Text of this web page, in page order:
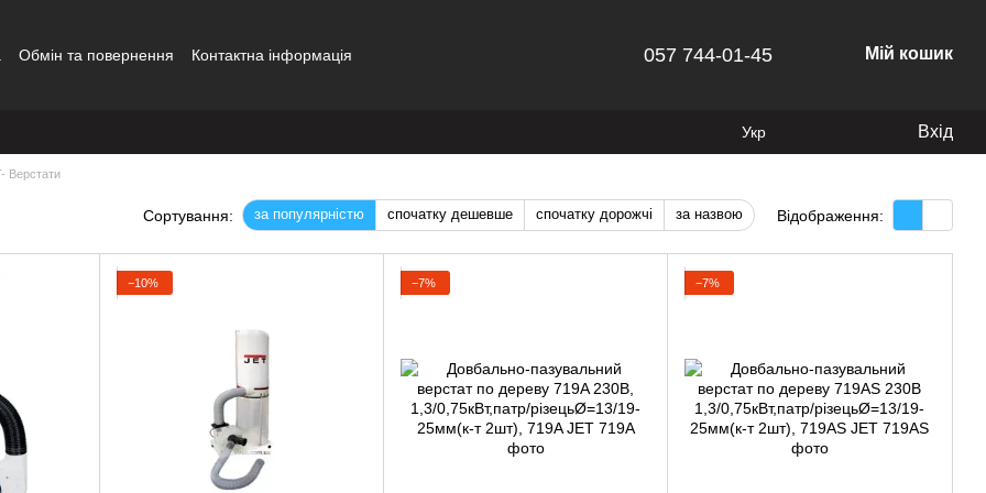
Обмін та повернення Контактна інформація 057 744-01-45 Мій кошик
Укр Вхід
Верстати
Сортування: за популярністю спочатку дешевше спочатку дорожчі за назвою Відображення:
−10% −7% −7%